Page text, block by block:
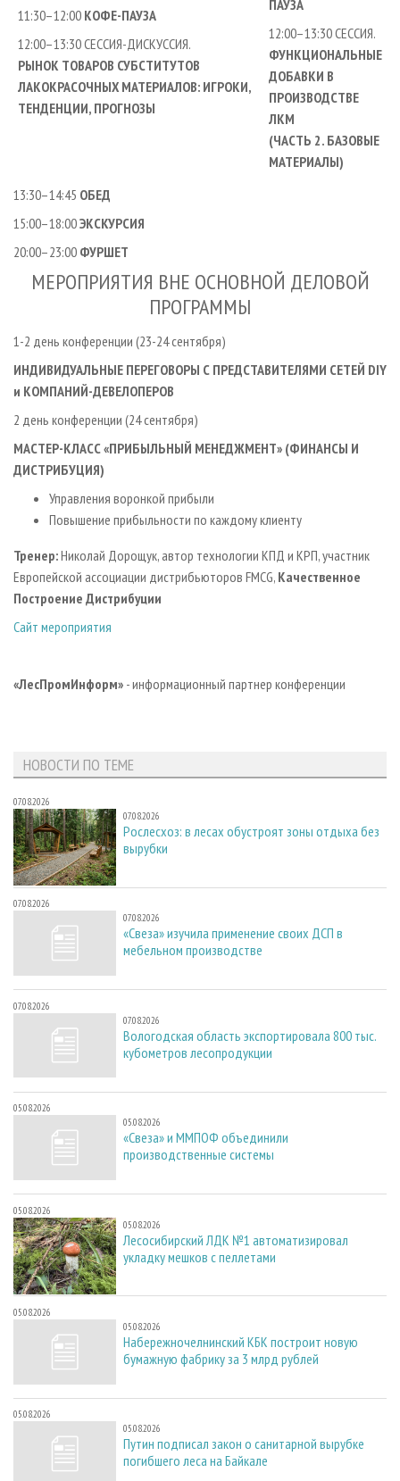
11:30–12:00 КОФЕ-ПАУЗА
12:00–13:30 СЕССИЯ-ДИСКУССИЯ.
РЫНОК ТОВАРОВ СУБСТИТУТОВ
ЛАКОКРАСОЧНЫХ МАТЕРИАЛОВ: ИГРОКИ,
ТЕНДЕНЦИИ, ПРОГНОЗЫ
ПАУЗА
12:00–13:30 СЕССИЯ.
ФУНКЦИОНАЛЬНЫЕ
ДОБАВКИ В
ПРОИЗВОДСТВЕ
ЛКМ
(ЧАСТЬ 2. БАЗОВЫЕ
МАТЕРИАЛЫ)
13:30–14:45 ОБЕД
15:00–18:00ЭКСКУРСИЯ
20:00–23:00 ФУРШЕТ
МЕРОПРИЯТИЯ ВНЕ ОСНОВНОЙ ДЕЛОВОЙ
ПРОГРАММЫ
1-2 день конференции (23-24 сентября)
ИНДИВИДУАЛЬНЫЕ ПЕРЕГОВОРЫ С ПРЕДСТАВИТЕЛЯМИ СЕТЕЙ DIY
и КОМПАНИЙ-ДЕВЕЛОПЕРОВ
2 день конференции (24 сентября)
МАСТЕР-КЛАСС «ПРИБЫЛЬНЫЙ МЕНЕДЖМЕНТ» (ФИНАНСЫ И
ДИСТРИБУЦИЯ)
Управления воронкой прибыли
Повышение прибыльности по каждому клиенту
Тренер:Николай Дорощук, автор технологии КПД и КРП, участник
Европейской ассоциации дистрибьюторов FMCG, Качественное
Построение Дистрибуции
Сайт мероприятия
«ЛесПромИнформ» - информационный партнер конференции
НОВОСТИ ПО ТЕМЕ
07.08.2026
07.08.2026
Рослесхоз: в лесах обустроят зоны отдыха без
вырубки
07.08.2026
07.08.2026
«Свеза» изучила применение своих ДСП в
мебельном производстве
07.08.2026
07.08.2026
Вологодская область экспортировала 800 тыс.
кубометров лесопродукции
05.08.2026
05.08.2026
«Свеза» и ММПОФ объединили
производственные системы
05.08.2026
05.08.2026
Лесосибирский ЛДК №1 автоматизировал
укладку мешков с пеллетами
05.08.2026
05.08.2026
Набережночелнинский КБК построит новую
бумажную фабрику за 3 млрд рублей
05.08.2026
05.08.2026
Путин подписал закон о санитарной вырубке
погибшего леса на Байкале